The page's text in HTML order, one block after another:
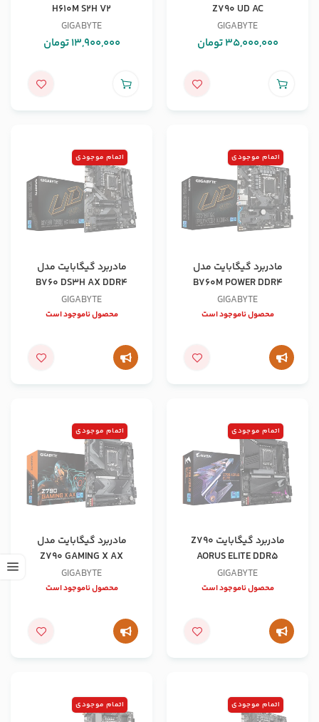
Z790 UD AC
GIGABYTE
35,000,000تومان
H610M S2H V2
GIGABYTE
13,900,000تومان
اتمام موجودی
مادربرد گیگابایت مدل
B760M POWER DDR4
GIGABYTE
محصول ناموجود است
اتمام موجودی
مادربرد گیگابایت مدل
B760 DS3H AX DDR4
GIGABYTE
محصول ناموجود است
اتمام موجودی
مادربرد گیگابایت Z790
AORUS ELITE DDR5
GIGABYTE
محصول ناموجود است
اتمام موجودی
مادربرد گیگابایت مدل
Z790 GAMING X AX
GIGABYTE
محصول ناموجود است
اتمام موجودی اتمام موجودی